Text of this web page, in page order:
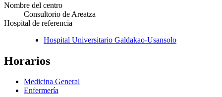
Nombre del centro
Consultorio de Areatza
Hospital de referencia
Hospital Universitario Galdakao-Usansolo
Horarios
Medicina General
Enfermería